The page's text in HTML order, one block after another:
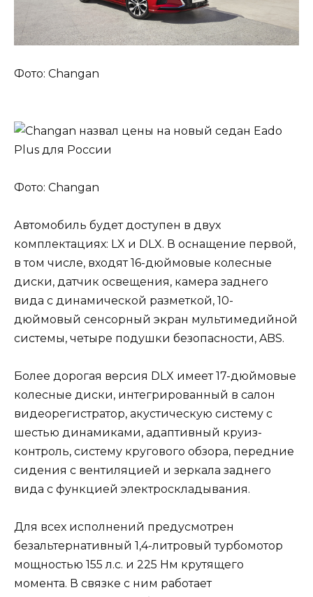
Фото: Changan
Фото: Changan
Автомобиль будет доступен в двух
комплектациях: LX и DLX. В оснащение первой,
в том числе, входят 16-дюймовые колесные
диски, датчик освещения, камера заднего
вида с динамической разметкой, 10-
дюймовый сенсорный экран мультимедийной
системы, четыре подушки безопасности, ABS.
Более дорогая версия DLX имеет 17-дюймовые
колесные диски, интегрированный в салон
видеорегистратор, акустическую систему с
шестью динамиками, адаптивный круиз-
контроль, систему кругового обзора, передние
сидения с вентиляцией и зеркала заднего
вида с функцией электроскладывания.
Для всех исполнений предусмотрен
безальтернативный 1,4-литровый турбомотор
мощностью 155 л.с. и 225 Нм крутящего
момента. В связке с ним работает